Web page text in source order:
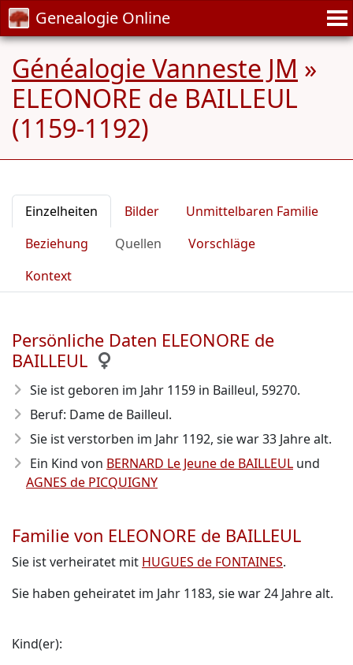
Genealogie Online
Généalogie Vanneste JM »
ELEONORE de BAILLEUL
(1159-1192)
Einzelheiten Bilder
Unmittelbaren Familie
Beziehung
Quellen
Vorschläge
Kontext
Persönliche Daten ELEONORE de
BAILLEUL
Sie ist geboren im Jahr 1159 in Bailleul, 59270.
Beruf: Dame de Bailleul.
Sie ist verstorben im Jahr 1192, sie war 33 Jahre alt.
Ein Kind von BERNARD Le Jeune de BAILLEUL und
AGNES de PICQUIGNY
Familie von ELEONORE de BAILLEUL
Sie ist verheiratet mit HUGUES de FONTAINES.
Sie haben geheiratet im Jahr 1183, sie war 24 Jahre alt.
Kind(er):